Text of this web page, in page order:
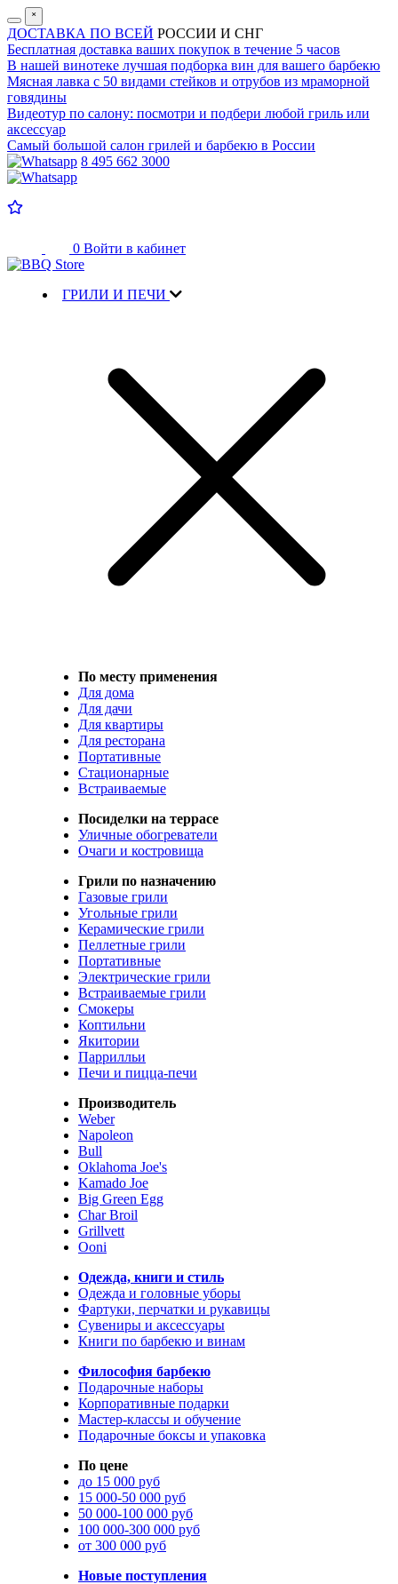
˟
ДОСТАВКА ПО ВСЕЙ РОССИИ И СНГ
Бесплатная доставка ваших покупок в течение 5 часов
В нашей винотеке лучшая подборка вин для вашего барбекю
Мясная лавка с 50 видами стейков и отрубов из мраморной
говядины
Видеотур по салону: посмотри и подбери любой гриль или
аксессуар
Самый большой салон грилей и барбекю в России
8 495 662 3000
0 Войти в кабинет
ГРИЛИ И ПЕЧИ
По месту применения
Для дома
Для дачи
Для квартиры
Для ресторана
Портативные
Стационарные
Встраиваемые
Посиделки на террасе
Уличные обогреватели
Очаги и костровища
Грили по назначению
Газовые грили
Угольные грили
Керамические грили
Пеллетные грили
Портативные
Электрические грили
Встраиваемые грили
Смокеры
Коптильни
Якитории
Паррилльи
Печи и пицца-печи
Производитель
Weber
Napoleon
Bull
Oklahoma Joe's
Kamado Joe
Big Green Egg
Char Broil
Grillvett
Ooni
Одежда, книги и стиль
Одежда и головные уборы
Фартуки, перчатки и рукавицы
Сувениры и аксессуары
Книги по барбекю и винам
Философия барбекю
Подарочные наборы
Корпоративные подарки
Мастер-классы и обучение
Подарочные боксы и упаковка
По цене
до 15 000 руб
15 000-50 000 руб
50 000-100 000 руб
100 000-300 000 руб
от 300 000 руб
Новые поступления